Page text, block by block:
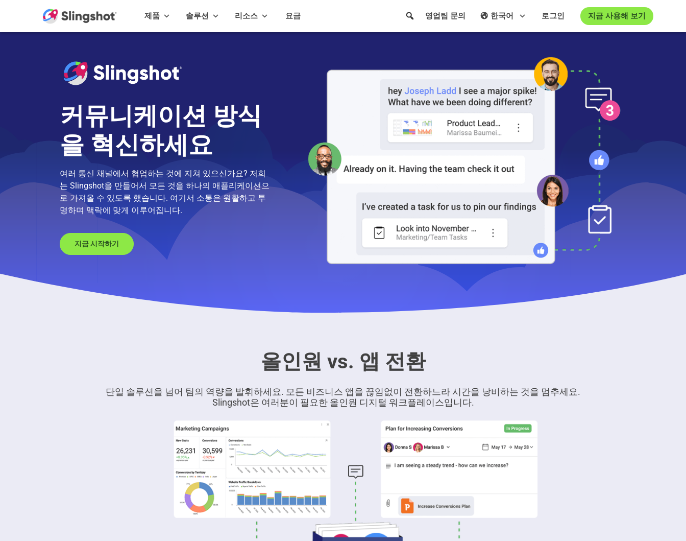
제품 솔루션 리소스 요금 지금 사용해 보기
로그인
한국어
영업팀 문의
커뮤니케이션 방식
을 혁신하세요
여러 통신 채널에서 협업하는 것에 지쳐 있으신가요? 저희
는 Slingshot을 만들어서 모든 것을 하나의 애플리케이션으
로 가져올 수 있도록 했습니다. 여기서 소통은 원활하고 투
명하며 맥락에 맞게 이루어집니다.
지금 시작하기
올인원 vs. 앱 전환
단일 솔루션을 넘어 팀의 역량을 발휘하세요. 모든 비즈니스 앱을 끊임없이 전환하느라 시간을 낭비하는 것을 멈추세요.
Slingshot은 여러분이 필요한 올인원 디지털 워크플레이스입니다.